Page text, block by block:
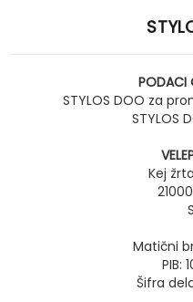
PODACI
STYLOS DOO za
STYLOS
Kej
Matični
PIB:
Šifra